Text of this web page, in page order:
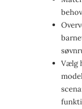
Vælg